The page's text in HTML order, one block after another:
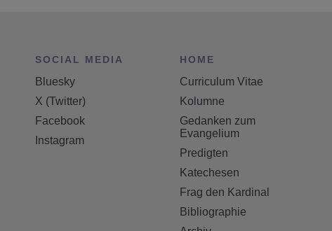
SOCIAL MEDIA
Bluesky
X (Twitter)
Facebook
Instagram
HOME
Curriculum Vitae
Kolumne
Gedanken zum
Evangelium
Predigten
Katechesen
Frag den Kardinal
Bibliographie